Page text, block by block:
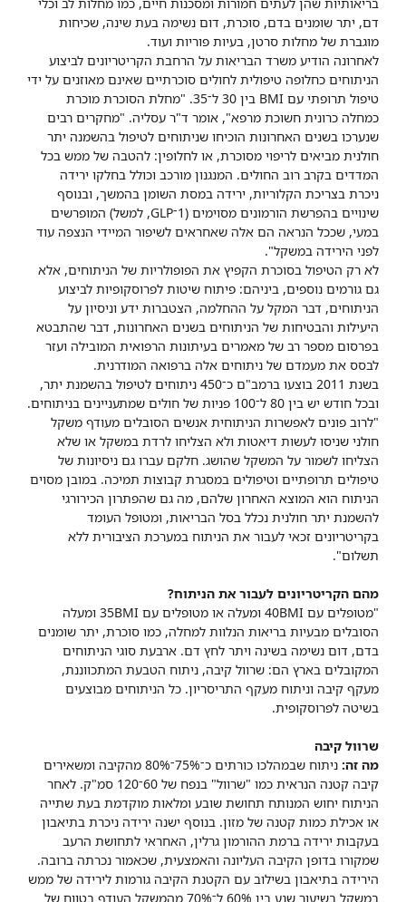
דם, יתר שומנים בדם, סוכרת, דום נשימה בעת שינה, שכיחות
מוגברת של מחלות סרטן, בעיות פוריות ועוד.
לאחרונה הודיע משרד הבריאות על הרחבת הקריטריונים לביצוע
הניתוחים כחלופה טיפולית לחולים סוכרתיים שאינם מאוזנים על ידי
טיפול תרופתי עם BMI בין 30 ל־35. "מחלת הסוכרת מוכרת
כמחלה כרונית חשוכת מרפא", אומר ד"ר עסליה. "מחקרים רבים
שנערכו בשנים האחרונות הוכיחו שניתוחים לטיפול בהשמנה יתר
חולנית מביאים לריפוי מסוכרת, או לחלופין: להטבה של ממש בכל
המדדים בקרב רוב החולים. המנגנון מורכב וכולל בחלקו ירידה
ניכרת בצריכת הקלוריות, ירידה במסת השומן בהמשך, ובנוסף
שינויים בהפרשת הורמונים מסוימים (1־GLP, למשל) המופרשים
במעי, שככל הנראה הם אלה שאחראים לשיפור המיידי הנצפה עוד
לפני הירידה במשקל".
לא רק הטיפול בסוכרת הקפיץ את הפופולריות של הניתוחים, אלא
גם גורמים נוספים, ביניהם: פיתוח שיטות לפרוסקופיות לביצוע
הניתוחים, דבר המקל על ההחלמה, הצטברות ידע וניסיון על
היעילות והבטיחות של הניתוחים בשנים האחרונות, דבר שהתבטא
בפרסום מספר רב של מאמרים בעיתונות הרפואית המובילה ועזר
לבסס את מעמדם של ניתוחים אלה ברפואה המודרנית.
בשנת 2011 בוצעו ברמב"ם כ־450 ניתוחים לטיפול בהשמנת יתר,
ובכל חודש יש בין 80 ל־100 פניות של חולים שמתעניינים בניתוחים.
"לרוב פונים לאפשרות הניתוחית אנשים הסובלים מעודף משקל
חולני שניסו לעשות דיאטות ולא הצליחו לרדת במשקל או שלא
הצליחו לשמור על המשקל שהושג. חלקם עברו גם ניסיונות של
טיפולים תרופתיים וטיפולים במסגרת קבוצות תמיכה. במובן מסוים
הניתוח הוא המוצא האחרון שלהם, מה גם שהפתרון הכירורגי
להשמנת יתר חולנית נכלל בסל הבריאות, ומטופל העומד
בקריטריונים זכאי לעבור את הניתוח במערכת הציבורית ללא
תשלום".
מהם הקריטריונים לעבור את הניתוח?
"מטופלים עם 40BMI ומעלה או מטופלים עם 35BMI ומעלה
הסובלים מבעיות בריאות הנלוות למחלה, כמו סוכרת, יתר שומנים
בדם, דום נשימה בשינה ויתר לחץ דם. ארבעת סוגי הניתוחים
המקובלים בארץ הם: שרוול קיבה, ניתוח הטבעת המתכווננת,
מעקף קיבה וניתוח מעקף התריסריון. כל הניתוחים מבוצעים
בשיטה לפרוסקופית.
שרוול קיבה
מה זה:
ניתוח שבמהלכו כורתים כ־75%־80% מהקיבה ומשאירים
קיבה קטנה הנראית כמו "שרוול" בנפח של 60־120 סמ"ק. לאחר
הניתוח יחוש המנותח תחושת שובע ומלאות מוקדמת בעת שתייה
או אכילת כמות קטנה של מזון. בנוסף ישנה ירידה ניכרת בתיאבון
בעקבות ירידה ברמת ההורמון גרלין, האחראי לתחושת הרעב
שמקורו בדופן הקיבה העליונה והאמצעית, שכאמור נכרתה ברובה.
הירידה בתיאבון בשילוב עם הקטנת הקיבה גורמות לירידה של ממש
במשקל בשיעור שנע בין 60% ל־70% מהמשקל העודף בטווח של